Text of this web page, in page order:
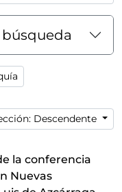
Descendente
la conferencia
Nuevas